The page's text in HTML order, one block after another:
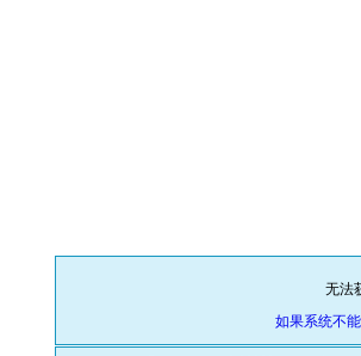
无法
如果系统不